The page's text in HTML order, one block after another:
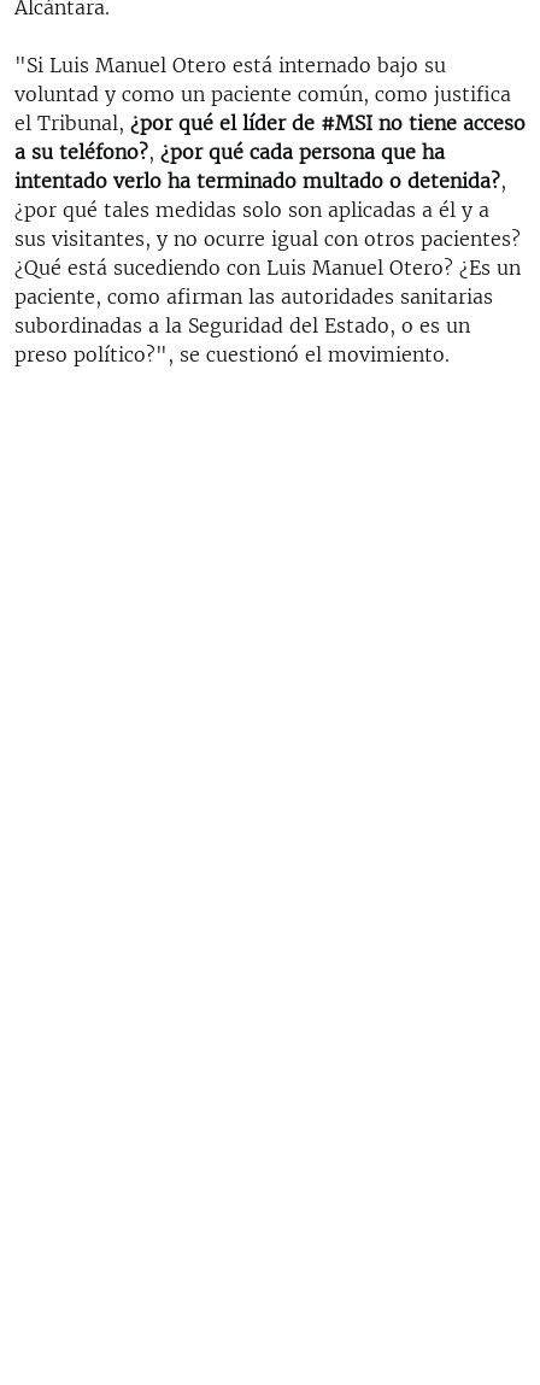
Alcántara.
"Si Luis Manuel Otero está internado bajo su
voluntad y como un paciente común, como justifica
el Tribunal, ¿por qué el líder de #MSI no tiene acceso
a su teléfono?, ¿por qué cada persona que ha
intentado verlo ha terminado multado o detenida?,
¿por qué tales medidas solo son aplicadas a él y a
sus visitantes, y no ocurre igual con otros pacientes?
¿Qué está sucediendo con Luis Manuel Otero? ¿Es un
paciente, como afirman las autoridades sanitarias
subordinadas a la Seguridad del Estado, o es un
preso político?", se cuestionó el movimiento.